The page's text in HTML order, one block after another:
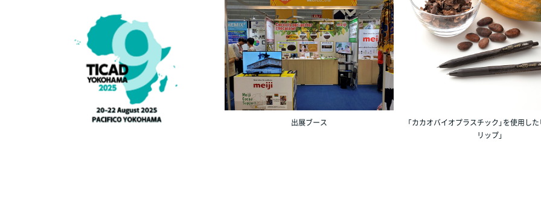
出展ブース
「カカオバイオプラスチック」を使用した
リップ」